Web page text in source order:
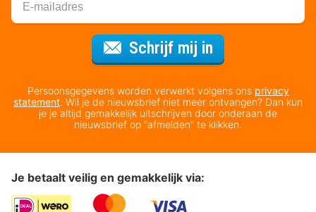
Schrijf mij in
Persoonsgegevens worden verwerkt volgens ons privacy
statement. Wil je de nieuwsbrief niet meer ontvangen? Dan kun
je je altijd gemakkelijk uitschrijven door onderaan de
nieuwsbrief op “afmelden” te klikken.
Je betaalt veilig en gemakkelijk via: